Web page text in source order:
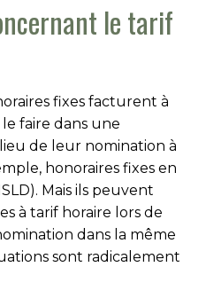
le tarif
fixes facturent à
faire dans une
de leur nomination à
honoraires fixes en
Mais ils peuvent
à tarif horaire lors de
dans la même
sont radicalement